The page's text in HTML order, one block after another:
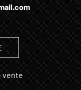
vente